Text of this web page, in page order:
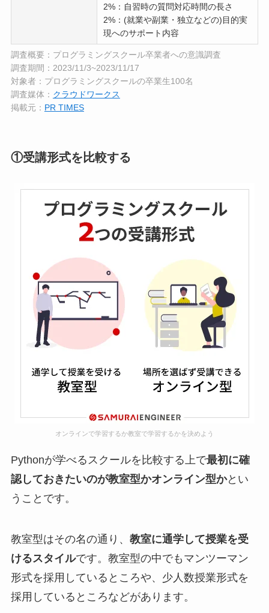
2%：自習時の質問対応時間の長さ
2%：(就業や副業・独立などの)目的実
現へのサポート内容
調査概要：プログラミングスクール卒業者への意識調査
調査期間：2023/11/3~2023/11/17
対象者：プログラミングスクールの卒業生100名
調査媒体： クラウドワークス
掲載元： PR TIMES
①受講形式を比較する
オンラインで学習するか教室で学習するかを決めよう
Pythonが学べるスクールを比較する上で最初に確
認しておきたいのが教室型かオンライン型かとい
うことです。
教室型はその名の通り、 教室に通学して授業を受
けるスタイルです。教室型の中でもマンツーマン
形式を採用しているところや、少人数授業形式を
採用しているところなどがあります。